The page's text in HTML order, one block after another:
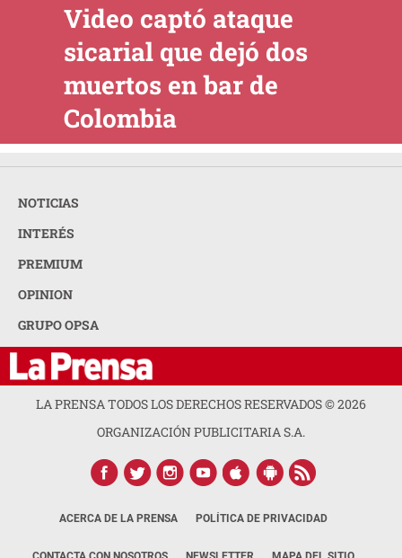
Video captó ataque
sicarial que dejó dos
muertos en bar de
Colombia
NOTICIAS
INTERÉS
PREMIUM
OPINION
GRUPO OPSA
LA PRENSA TODOS LOS DERECHOS RESERVADOS ©2026
ORGANIZACIÓN PUBLICITARIA S.A.
ACERCA DE LA PRENSA POLÍTICA DE PRIVACIDAD